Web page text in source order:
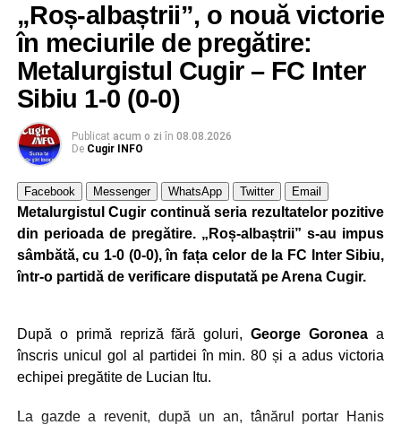
„Roș-albaștrii”, o nouă victorie
în meciurile de pregătire:
Metalurgistul Cugir – FC Inter
Sibiu 1-0 (0-0)
Publicat acum o zi în 08.08.2026
De Cugir INFO
Facebook Messenger WhatsApp Twitter Email
Metalurgistul Cugir continuă seria rezultatelor pozitive
din perioada de pregătire. „Roș-albaștrii” s-au impus
sâmbătă, cu 1-0 (0-0), în fața celor de la FC Inter Sibiu,
într-o partidă de verificare disputată pe Arena Cugir.
După o primă repriză fără goluri,George Goronea a
înscris unicul gol al partidei în min. 80 și a adus victoria
echipei pregătite de Lucian Itu.
La gazde a revenit, după un an, tânărul portar Hanis